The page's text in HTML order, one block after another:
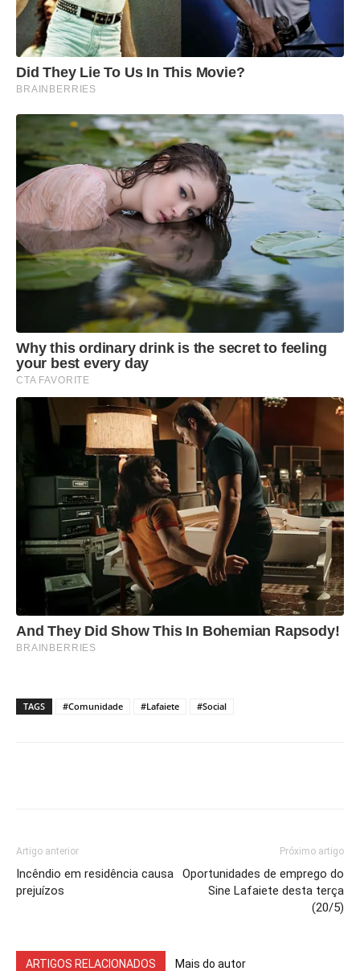
TAGS #Comunidade #Lafaiete #Social
Artigo anterior
Incêndio em residência causa
prejuízos
Próximo artigo
Oportunidades de emprego do
Sine Lafaiete desta terça
(20/5)
ARTIGOS RELACIONADOS Mais do autor